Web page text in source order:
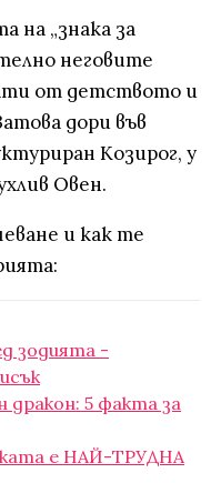
на „знака за
неговите
от детството и
дори във
Козирог, у
Овен.
и как те
зодията -
дракон: 5 факта за
е НАЙ-ТРУДНА